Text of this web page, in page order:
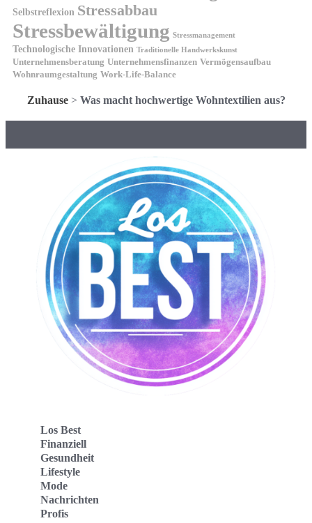
Selbstreflexion Stressabbau
Stressbewältigung Stressmanagement
Technologische Innovationen Traditionelle Handwerkskunst
Unternehmensberatung Unternehmensfinanzen Vermögensaufbau
Wohnraumgestaltung Work-Life-Balance
Zuhause> Was macht hochwertige Wohntextilien aus?
Los Best
Finanziell
Gesundheit
Lifestyle
Mode
Nachrichten
Profis